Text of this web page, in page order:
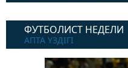
ФУТБОЛИСТ НЕДЕЛИ
АПТА ҮЗДІГІ